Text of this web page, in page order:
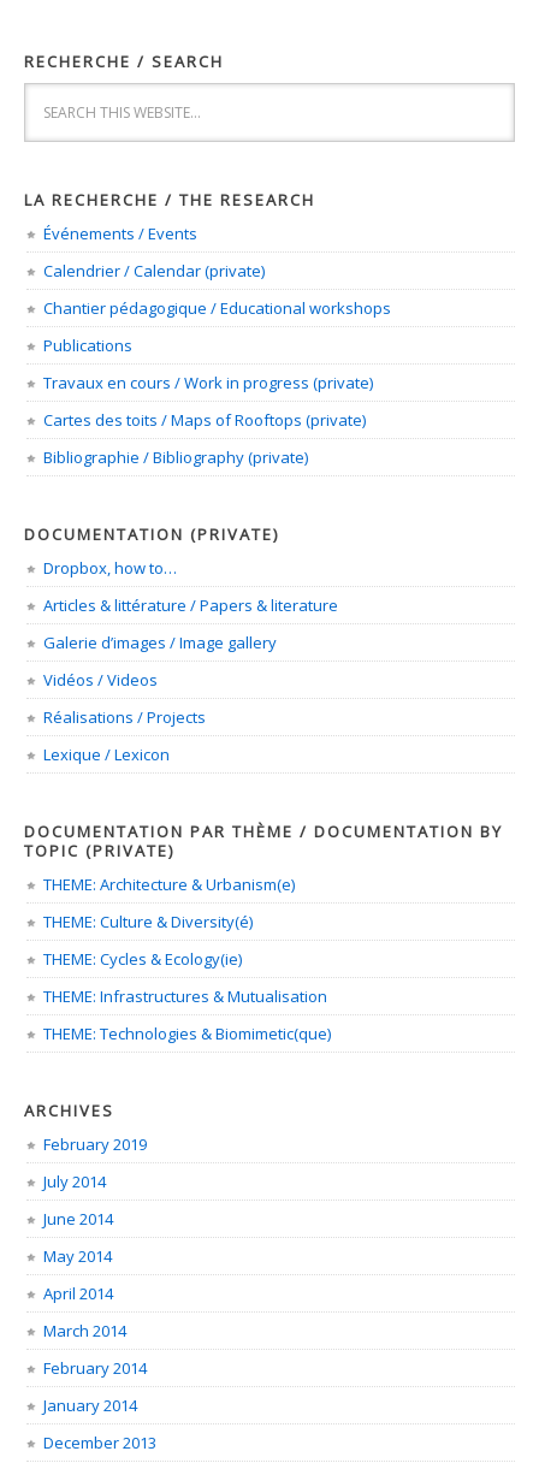
RECHERCHE / SEARCH
LA RECHERCHE / THE RESEARCH
Événements / Events
Calendrier / Calendar (private)
Chantier pédagogique / Educational workshops
Publications
Travaux en cours / Work in progress (private)
Cartes des toits / Maps of Rooftops (private)
Bibliographie / Bibliography (private)
DOCUMENTATION (PRIVATE)
Dropbox, how to…
Articles & littérature / Papers & literature
Galerie d’images / Image gallery
Vidéos / Videos
Réalisations / Projects
Lexique / Lexicon
DOCUMENTATION PAR THÈME / DOCUMENTATION BY
TOPIC (PRIVATE)
THEME: Architecture & Urbanism(e)
THEME: Culture & Diversity(é)
THEME: Cycles & Ecology(ie)
THEME: Infrastructures & Mutualisation
THEME: Technologies & Biomimetic(que)
ARCHIVES
February 2019
July 2014
June 2014
May 2014
April 2014
March 2014
February 2014
January 2014
December 2013